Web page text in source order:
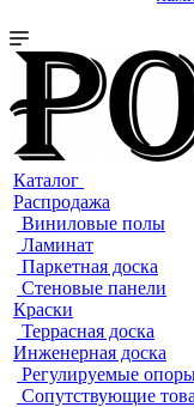
Каталог
Распродажа
Виниловые полы
Ламинат
Паркетная доска
Стеновые панели
Краски
Террасная доска
Инженерная доска
Регулируемые
Сопутствующие